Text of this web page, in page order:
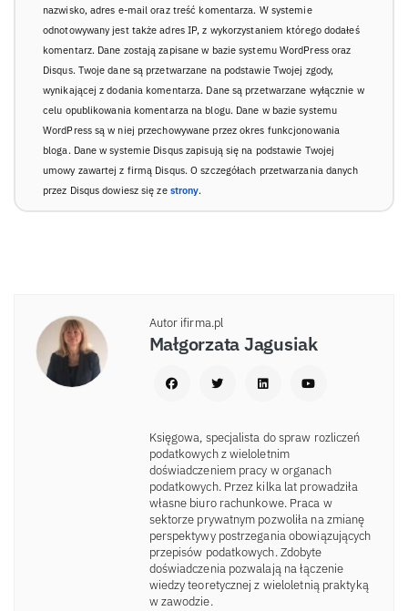
nazwisko, adres e-mail oraz treść komentarza. W systemie
odnotowywany jest także adres IP, z wykorzystaniem którego dodałeś
komentarz. Dane zostają zapisane w bazie systemu WordPress oraz
Disqus. Twoje dane są przetwarzane na podstawie Twojej zgody,
wynikającej z dodania komentarza. Dane są przetwarzane wyłącznie w
celu opublikowania komentarza na blogu. Dane w bazie systemu
WordPress są w niej przechowywane przez okres funkcjonowania
bloga. Dane w systemie Disqus zapisują się na podstawie Twojej
umowy zawartej z firmą Disqus. O szczegółach przetwarzania danych
przez Disqus dowiesz się ze strony.
Autor ifirma.pl
Małgorzata Jagusiak
Księgowa, specjalista do spraw rozliczeń
podatkowych z wieloletnim
doświadczeniem pracy w organach
podatkowych. Przez kilka lat prowadziła
własne biuro rachunkowe. Praca w
sektorze prywatnym pozwoliła na zmianę
perspektywy postrzegania obowiązujących
przepisów podatkowych. Zdobyte
doświadczenia pozwalają na łączenie
wiedzy teoretycznej z wieloletnią praktyką
w zawodzie.